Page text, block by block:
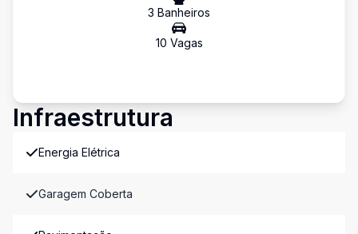
3 Banheiros
10 Vagas
Infraestrutura
Energia Elétrica
Garagem Coberta